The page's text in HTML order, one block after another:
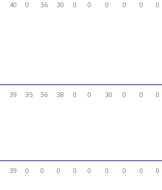
40 0 36 30 0 0 0 0 0 0
39 35 36 38 0 0 30 0 0 0
39 0 0 0 0 0 0 0 0 0